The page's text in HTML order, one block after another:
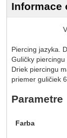
Informace
Piercing jazyka.
Guličky piercingu
Driek piercingu
priemer guličiek
Parametre
Farba